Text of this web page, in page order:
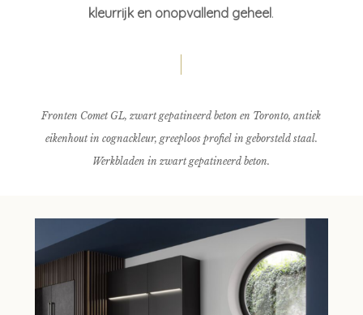
kleurrijk en onopvallend geheel.
Fronten Comet GL, zwart gepatineerd beton en Toronto, antiek
eikenhout in cognackleur, greeploos profiel in geborsteld staal.
Werkbladen in zwart gepatineerd beton.